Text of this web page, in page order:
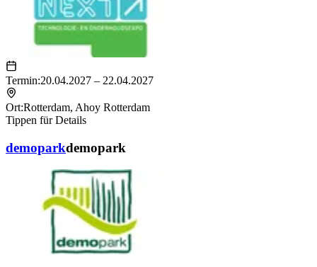
Termin:20.04.2027 – 22.04.2027
Ort:Rotterdam, Ahoy Rotterdam
Tippen für Details
demoparkdemopark